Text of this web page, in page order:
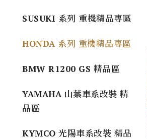
SUSUKI 系列 重機精品專區
HONDA 系列 重機精品專區
BMW R1200 GS 精品區
YAMAHA 山葉車系改裝 精
品區
KYMCO 光陽車系改裝 精品